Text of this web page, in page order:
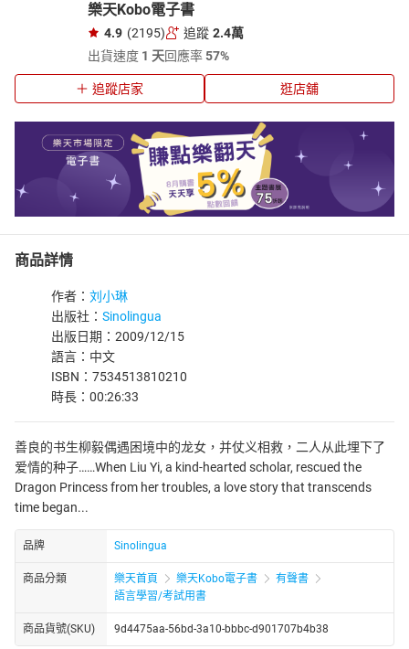
樂天Kobo電子書
4.9 (2195) 追蹤 2.4萬
出貨速度 1 天回應率57%
追蹤店家 逛店舖
商品詳情
作者： 刘小琳
出版社： Sinolingua
出版日期：2009/12/15
語言：中文
ISBN：7534513810210
時長：00:26:33
善良的书生柳毅偶遇困境中的龙女，并仗义相救，二人从此埋下了
爱情的种子……When Liu Yi, a kind-hearted scholar, rescued the
Dragon Princess from her troubles, a love story that transcends
time began...
品牌 Sinolingua
商品分類 樂天首頁 樂天Kobo電子書
有聲書
語言學習/考試用書
商品貨號(SKU) 9d4475aa-56bd-3a10-bbbc-d901707b4b38